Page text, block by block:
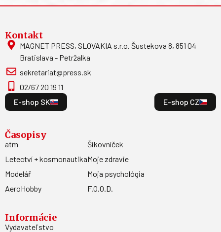
Kontakt
MAGNET PRESS, SLOVAKIA s.r.o. Šustekova 8, 851 04
Bratislava - Petržalka
sekretariat@press.sk
02/67 20 19 11
E-shop SK
E-shop CZ
Časopisy
atm
Letectví + kosmonautika
Modelář
AeroHobby
Šikovníček
Moje zdravie
Moja psychológia
F.O.O.D.
Informácie
Vydavateľstvo